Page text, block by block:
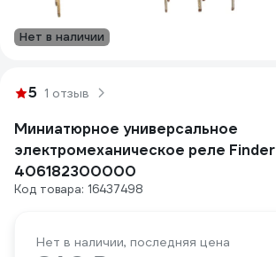
Нет в наличии
5 1 отзыв
Миниатюрное универсальное
электромеханическое реле Finder
406182300000
Код товара: 16437498
Нет в наличии, последняя цена